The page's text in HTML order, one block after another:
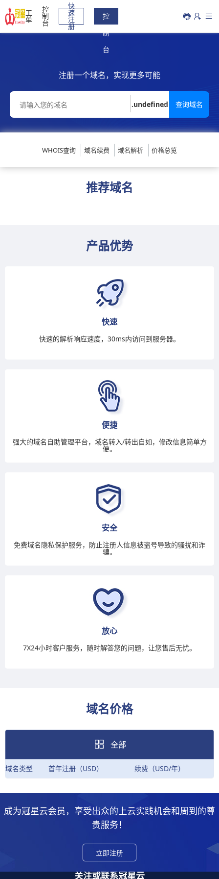
工
单
控
制
台
快
速
注
册
控
制
台
注册一个域名，实现更多可能
.undefined
WHOIS查询 域名续费 域名解析 价格总览
推荐域名
产品优势
快速
快速的解析响应速度，30ms内访问到服务器。
便捷
强大的域名自助管理平台，域名转入/转出自如，修改信息简单方
便。
安全
免费域名隐私保护服务，防止注册人信息被盗号导致的骚扰和诈
骗。
放心
7X24小时客户服务，随时解答您的问题，让您售后无忧。
域名价格
全部
域名类型 首年注册（USD） 续费（USD/年）
成为冠星云会员，享受出众的上云实践机会和周到的尊
贵服务！
立即注册
关注或联系冠星云